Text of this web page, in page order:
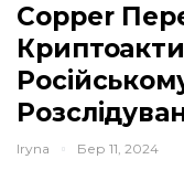
Copper
Iryna Бер 11, 2024